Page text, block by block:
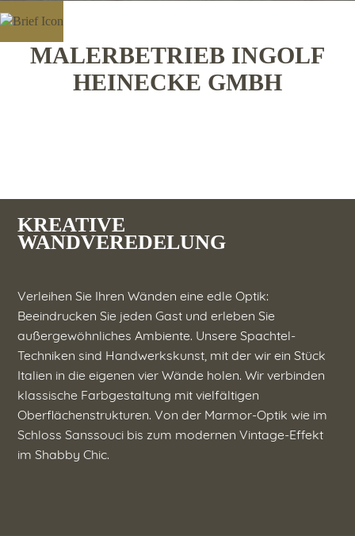
MALERBETRIEB INGOLF
HEINECKE GMBH
KREATIVE
WANDVEREDELUNG
Verleihen Sie Ihren Wänden eine edle Optik:
Beeindrucken Sie jeden Gast und erleben Sie
außergewöhnliches Ambiente. Unsere Spachtel-
Techniken sind Handwerkskunst, mit der wir ein Stück
Italien in die eigenen vier Wände holen. Wir verbinden
klassische Farbgestaltung mit vielfältigen
Oberflächenstrukturen. Von der Marmor-Optik wie im
Schloss Sanssouci bis zum modernen Vintage-Effekt
im Shabby Chic.